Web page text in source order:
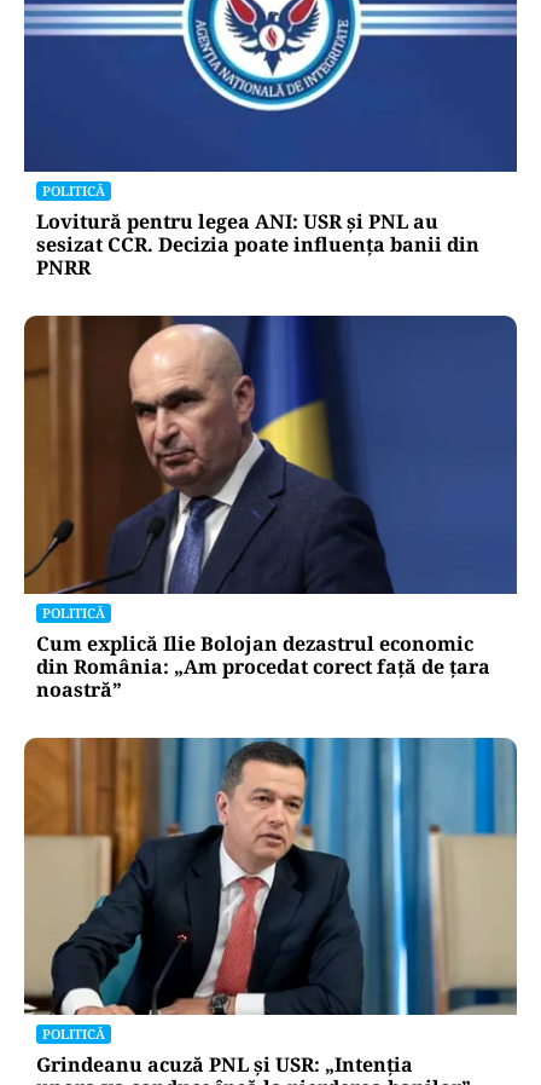
POLITICĂ
Lovitură pentru legea ANI: USR și PNL au
sesizat CCR. Decizia poate influența banii din
PNRR
POLITICĂ
Cum explică Ilie Bolojan dezastrul economic
din România: „Am procedat corect față de țara
noastră”
POLITICĂ
Grindeanu acuză PNL și USR: „Intenția